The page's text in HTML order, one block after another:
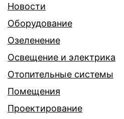
Новости
Оборудование
Озеленение
Освещение и электрика
Отопительные системы
Помещения
Проектирование